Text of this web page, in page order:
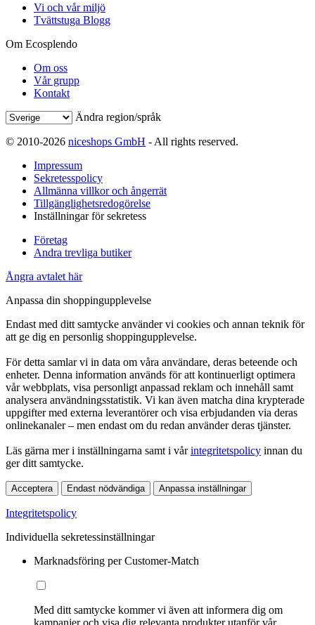
Vi och vår miljö
Tvättstuga Blogg
Om Ecosplendo
Om oss
Vår grupp
Kontakt
Ändra region/språk
© 2010-2026 niceshops GmbH - All rights reserved.
Impressum
Sekretesspolicy
Allmänna villkor och ångerrät
Tillgänglighetsredogörelse
Inställningar för sekretess
Företag
Andra trevliga butiker
Ångra avtalet här
Anpassa din shoppingupplevelse
Endast med ditt samtycke använder vi cookies och annan teknik för
att ge dig en personlig shoppingupplevelse.
För detta samlar vi in data om våra användare, deras beteende och
enheter. Denna information används för att kontinuerligt optimera
vår webbplats, visa personligt anpassad reklam och innehåll samt
analysera användningsstatistik. Vi kan även matcha dina krypterade
uppgifter med externa leverantörer och visa erbjudanden via deras
onlinekanaler – men endast om du redan använder deras tjänster.
Läs gärna mer i inställningarna samt i vårintegritetspolicy innan du
ger ditt samtycke.
Acceptera Endast nödvändiga Anpassa inställningar
Integritetspolicy
Individuella sekretessinställningar
Marknadsföring per Customer-Match
Med ditt samtycke kommer vi även att informera dig om
kampanjer och visa dig relevanta produkter utanför vår